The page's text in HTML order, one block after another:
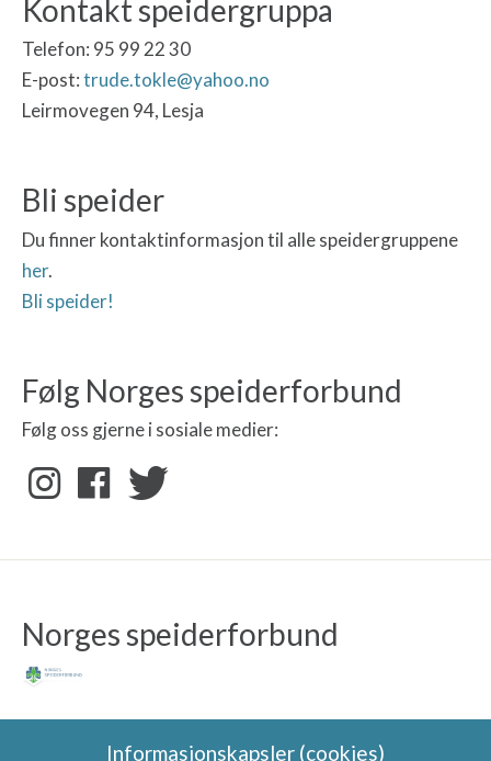
Kontakt speidergruppa
Telefon: 95 99 22 30
E-post:trude.tokle@yahoo.no
Leirmovegen 94, Lesja
Bli speider
Du finner kontaktinformasjon til alle speidergruppene
her.
Bli speider!
Følg Norges speiderforbund
Følg oss gjerne i sosiale medier:
Norges speiderforbund
Informasjonskapsler (cookies)